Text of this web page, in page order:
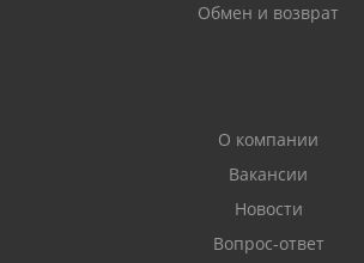
Обмен и возврат
О компании
Вакансии
Новости
Вопрос-ответ